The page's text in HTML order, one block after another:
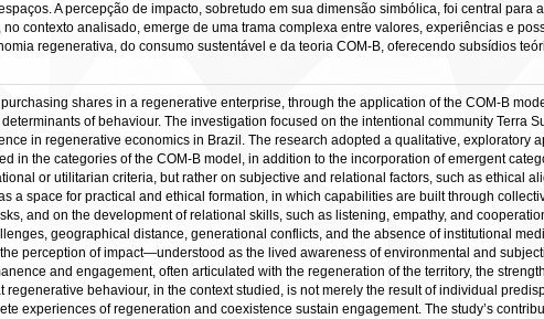
A percepção de impacto, sobretudo em sua dimensão simbólica, foi central para
contexto analisado, emerge de uma trama complexa entre valores, experiências e
regenerativa, do consumo sustentável e da teoria COM-B, oferecendo subsídios
shares in a regenerative enterprise, through the application of the COM-B
of behaviour. The investigation focused on the intentional community Terra
in regenerative economics in Brazil. The research adopted a qualitative, exploratory
in the categories of the COM-B model, in addition to the incorporation of emergent
or utilitarian criteria, but rather on subjective and relational factors, such as ethical
a space for practical and ethical formation, in which capabilities are built through
and on the development of relational skills, such as listening, empathy, and
geographical distance, generational conflicts, and the absence of institutional
perception of impact—understood as the lived awareness of environmental and
and engagement, often articulated with the regeneration of the territory, the
behaviour, in the context studied, is not merely the result of individual
experiences of regeneration and coexistence sustain engagement. The study’s